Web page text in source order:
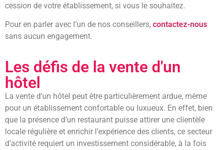
cession de votre établissement, si vous le souhaitez.
Pour en parler avec l’un de nos conseillers, contactez-nous
sans aucun engagement.
Les défis de la vente d'un
hôtel
La vente d’un hôtel peut être particulièrement ardue, même
pour un établissement confortable ou luxueux. En effet, bien
que la présence d’un restaurant puisse attirer une clientèle
locale régulière et enrichir l’expérience des clients, ce secteur
d’activité requiert un investissement considérable, à la fois